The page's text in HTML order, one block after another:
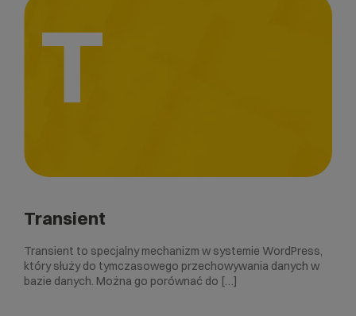
T
Transient
Transient to specjalny mechanizm w systemie WordPress,
który służy do tymczasowego przechowywania danych w
bazie danych. Można go porównać do […]